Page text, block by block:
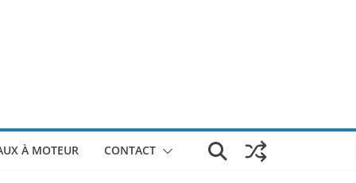
À MOTEUR CONTACT